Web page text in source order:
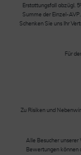
Erstattungsfall abzügl.
Summe der Einzel-
Schenken Sie uns Ihr
Für
Zu Risiken und
Alle Besucher unserer
Bewertungen können